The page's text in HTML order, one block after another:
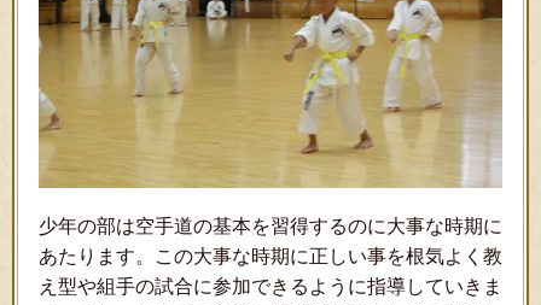
少年の部は空手道の基本を習得するのに大事な時期に
あたります。この大事な時期に正しい事を根気よく教
え型や組手の試合に参加できるように指導していきま